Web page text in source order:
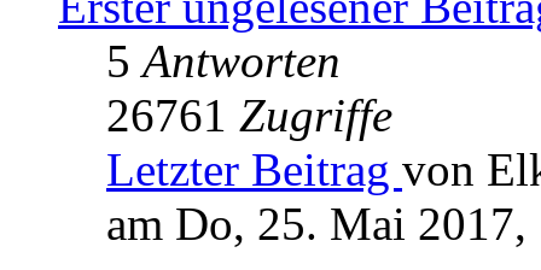
5Antworten
26761 Zugriffe
Letzter Beitrag von
am Do, 25. Mai 2017,